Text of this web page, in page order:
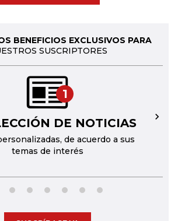
BENEFICIOS EXCLUSIVOS PARA
SUSCRIPTORES
1
DE NOTICIAS
de acuerdo a sus
temas de interés
→